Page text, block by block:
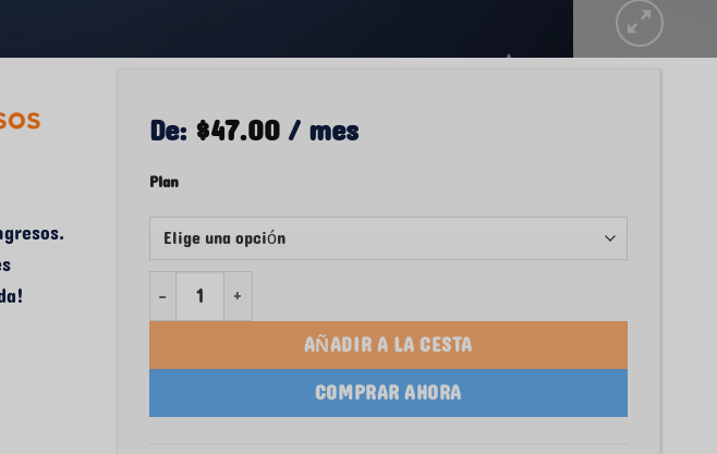
De: $47.00/ mes
Plan
Cantidad Code Cracker - AI Revenue Recovery System & Error Finder
AÑADIR A LA CESTA
COMPRAR AHORA